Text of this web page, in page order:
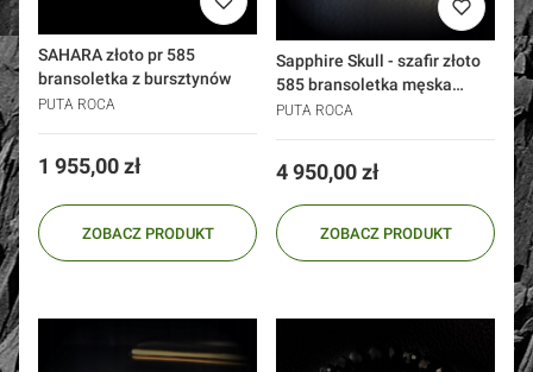
SAHARA złoto pr 585
bransoletka z bursztynów
PUTA ROCA
Cena
1 955,00 zł
ZOBACZ PRODUKT
Sapphire Skull - szafir złoto
585 bransoletka męska
onyks czaszka
PUTA ROCA
Cena
4 950,00 zł
ZOBACZ PRODUKT